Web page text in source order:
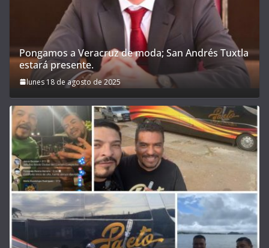
Pongamos a Veracruz de moda; San Andrés Tuxtla
estará presente.
lunes 18 de agosto de 2025